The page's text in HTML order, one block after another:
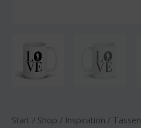
Start / Shop / Inspiration / Tassen